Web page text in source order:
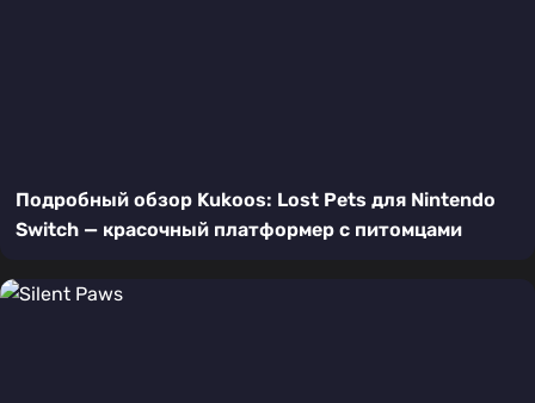
Подробный обзор Kukoos: Lost Pets для Nintendo
Switch — красочный платформер с питомцами